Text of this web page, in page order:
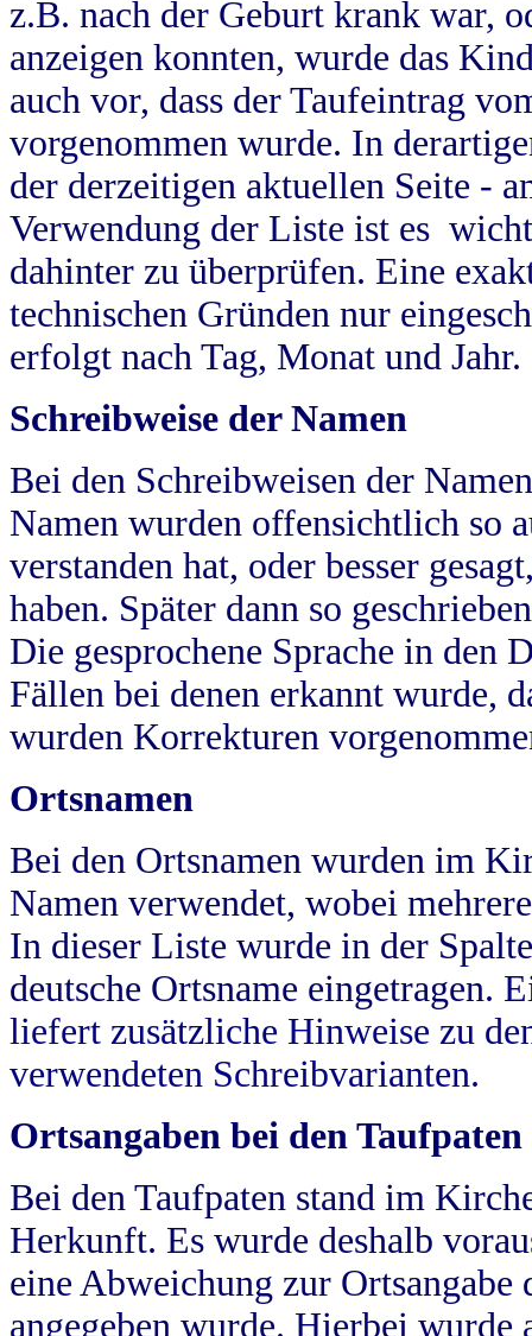
z.B. nach der Geburt krank war,
anzeigen konnten, wurde das
auch vor, dass der Taufeintrag
vorgenommen wurde. In
der derzeitigen aktuellen Seite -
Verwendung der Liste ist es
dahinter zu überprüfen. Eine
technischen Gründen nur
erfolgt nach Tag, Monat und Jahr.
Schreibweise der Namen
Bei den Schreibweisen der
Namen wurden offensichtlich so
verstanden hat, oder besser
haben. Später dann so
Die gesprochene Sprache in
Fällen bei denen erkannt wurde,
wurden Korrekturen
Ortsnamen
Bei den Ortsnamen wurden im
Namen verwendet, wobei
In dieser Liste wurde in der
deutsche Ortsname eingetragen.
liefert zusätzliche Hinweise zu
verwendeten Schreibvarianten.
Ortsangaben bei den Taufpaten
Bei den Taufpaten stand im
Herkunft. Es wurde deshalb
eine Abweichung zur
angegeben wurde. Hierbei wurde